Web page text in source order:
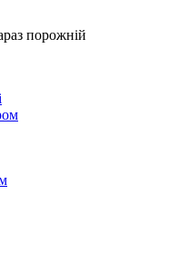
порожній